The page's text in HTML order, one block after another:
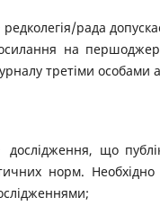
рада
на
третіми особами
що
норм. Необхідно